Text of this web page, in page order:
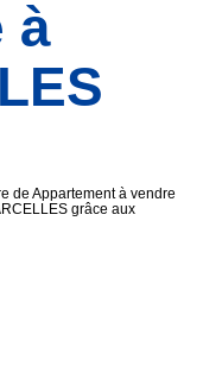
à
de Appartement à vendre
grâce aux